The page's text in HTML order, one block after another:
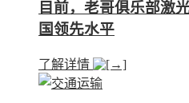
目前，老哥俱乐部激
国领先水平
了解详情